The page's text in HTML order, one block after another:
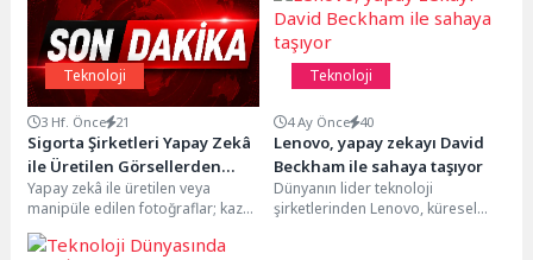
Teknoloji
3 Hf. Önce 21
Sigorta Şirketleri Yapay Zekâ
ile Üretilen Görsellerden
Kaynaklanan Yeni
Dolandırıcılık Tehdidiyle
Karşı Karşıya
Yapay zekâ ile üretilen veya
manipüle edilen fotoğraflar; kaza
sahnelerinden faturalara kadar
birçok alanda sahte...
Teknoloji
4 Ay Önce 40
Lenovo, yapay zekayı David
Beckham ile sahaya taşıyor
Dünyanın lider teknoloji
şirketlerinden Lenovo, küresel